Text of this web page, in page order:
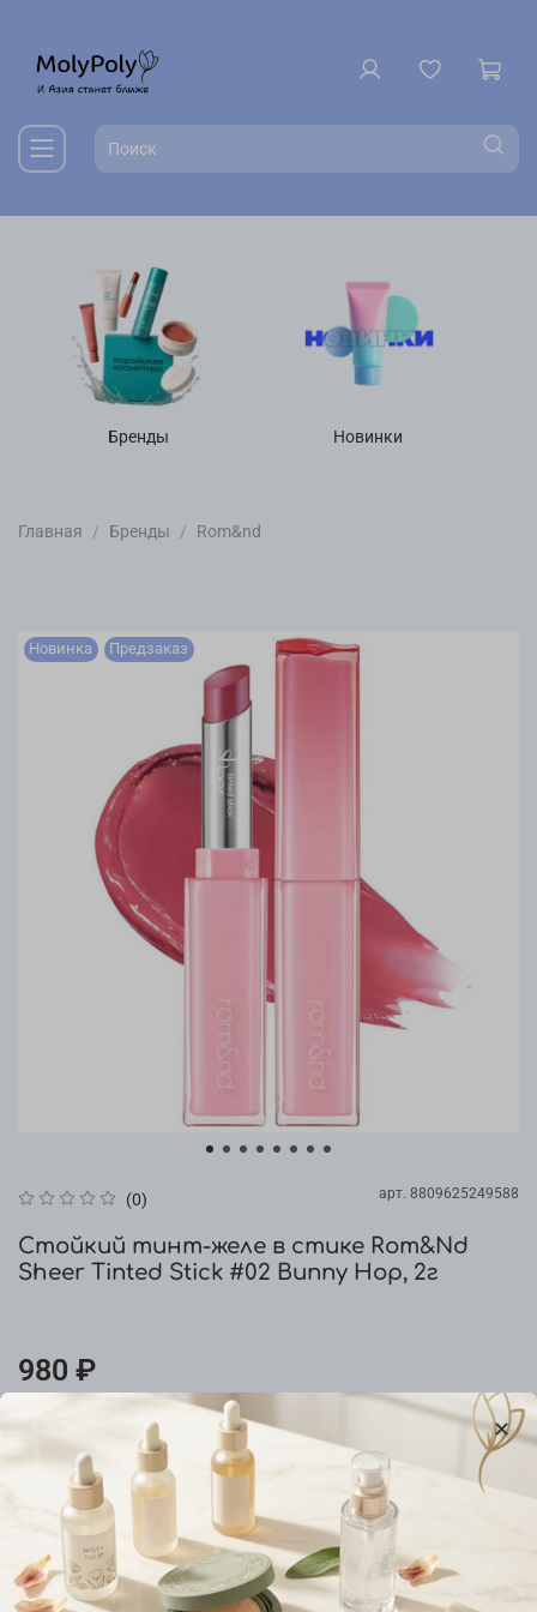
Бренды Новинки
Главная Бренды Rom&nd
Новинка Предзаказ
(0) арт. 8809625249588
Стойкий тинт-желе в стике Rom&Nd
Sheer Tinted Stick #02 Bunny Hop, 2г
980 ₽
Предзаказ
Добавить в сравнение
Характеристики